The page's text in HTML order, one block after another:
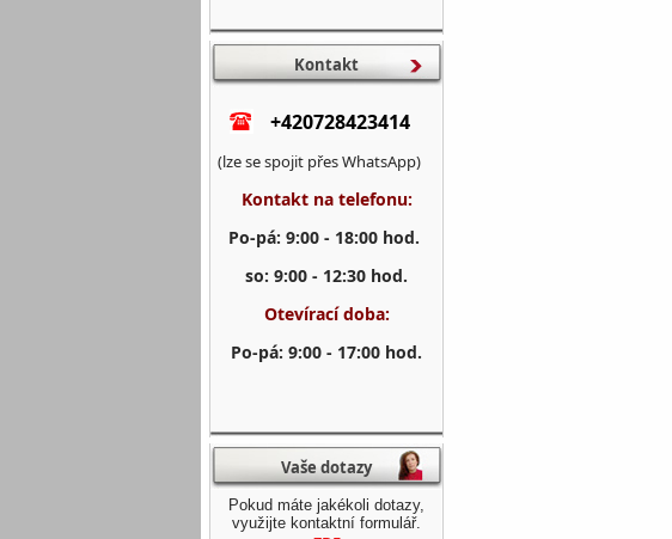
Kontakt
+420728423414
(lze se spojit přes WhatsApp)
Kontakt na telefonu:
Po-pá: 9:00 - 18:00 hod.
so: 9:00 - 12:30 hod.
Otevírací doba:
Po-pá: 9:00 - 17:00 hod.
Vaše dotazy
Pokud máte jakékoli dotazy,
využijte kontaktní formulář.